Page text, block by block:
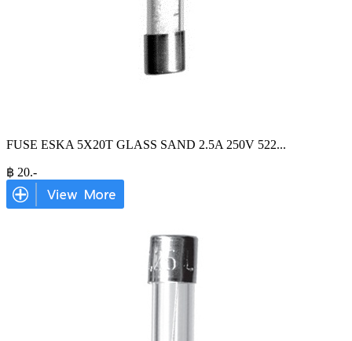
FUSE ESKA 5X20T GLASS SAND 2.5A 250V 522...
฿ 20.-